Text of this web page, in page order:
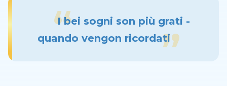
I bei sogni son più grati -
quando vengon ricordati